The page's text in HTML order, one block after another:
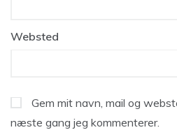
Websted
Gem mit navn, mail og
næste gang jeg kommenterer.